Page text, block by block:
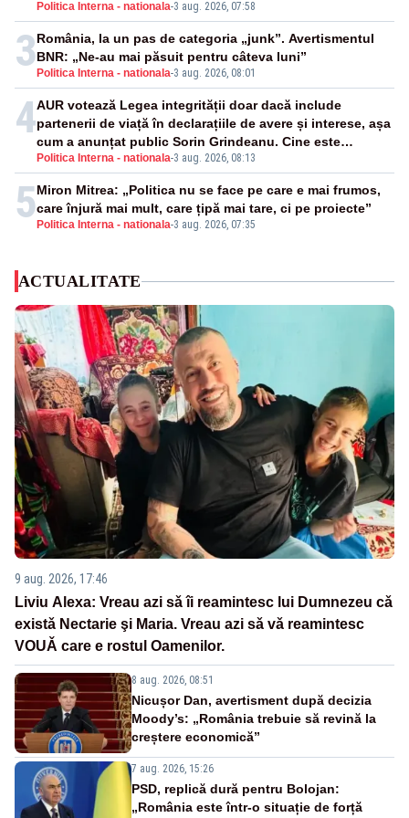
Politica Interna - nationala-3 aug. 2026, 07:58
3 Politica Interna - nationala-3 aug. 2026, 08:01
România, la un pas de categoria „junk”. Avertismentul
BNR: „Ne-au mai păsuit pentru câteva luni”
4
Politica Interna - nationala-3 aug. 2026, 08:13
AUR votează Legea integrității doar dacă include
partenerii de viață în declarațiile de avere și interese, așa
cum a anunțat public Sorin Grindeanu. Cine este
incompatibil sau în conflict de interese trebuie să plece
din funcție: fără excepții!
5 Politica Interna - nationala-3 aug. 2026, 07:35
Miron Mitrea: „Politica nu se face pe care e mai frumos,
care înjură mai mult, care țipă mai tare, ci pe proiecte”
ACTUALITATE
9 aug. 2026, 17:46
Liviu Alexa: Vreau azi sǎ îi reamintesc lui Dumnezeu cǎ
existǎ Nectarie şi Maria. Vreau azi sǎ vǎ reamintesc
VOUǍ care e rostul Oamenilor.
8 aug. 2026, 08:51
Nicușor Dan, avertisment după decizia
Moody’s: „România trebuie să revină la
creștere economică”
7 aug. 2026, 15:26
PSD, replică dură pentru Bolojan:
„România este într-o situație de forță